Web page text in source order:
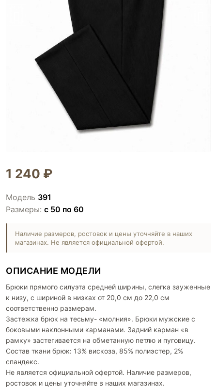
1 240 ₽
Модель 391
Размеры: с 50 по 60
Наличие размеров, ростовок и цены уточняйте в наших
магазинах. Не является официальной офертой.
ОПИСАНИЕ МОДЕЛИ
Брюки прямого силуэта средней ширины, слегка зауженные
к низу, с шириной в низках от 20,0 см до 22,0 см
соответственно размерам.
Застежка брюк на тесьму- «молния». Брюки мужские с
боковыми наклонными карманами. Задний карман «в
рамку» застегивается на обметанную петлю и пуговицу.
Состав ткани брюк: 13% вискоза, 85% полиэстер, 2%
спандекс.
Не является официальной офертой. Наличие размеров,
ростовок и цены уточняйте в наших магазинах.